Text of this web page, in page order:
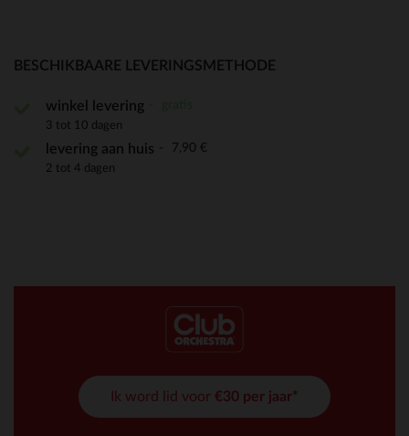
BESCHIKBAARE LEVERINGSMETHODE
winkel levering
3 tot 10 dagen
levering aan huis 7,90 €
2 tot 4 dagen
Ik word lid voor €30 per jaar*